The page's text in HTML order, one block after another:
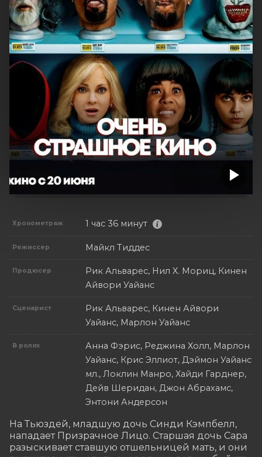
Хронометраж 1 час 36 минут
Режиссер Майкл Тиддес
Продюсер
Рик Альварес, Нил Х. Мориц, Кинен
Айвори Уайанс
Сценарист
Рик Альварес, Кинен Айвори
Уайанс, Марлон Уайанс
В ролях
Анна Фэрис, Реджина Холл, Марлон
Уайанс, Крис Эллиот, Дэймон Уайанс
мл., Локлин Манро, Хайди Гарднер,
Дейв Шеридан, Джон Абрахамс,
Энтони Андерсон
На Тьюздей, младшую дочь Синди Кэмпбелл,
нападает Призрачное Лицо. Старшая дочь Сара
разыскивает ставшую отшельницей мать, и они